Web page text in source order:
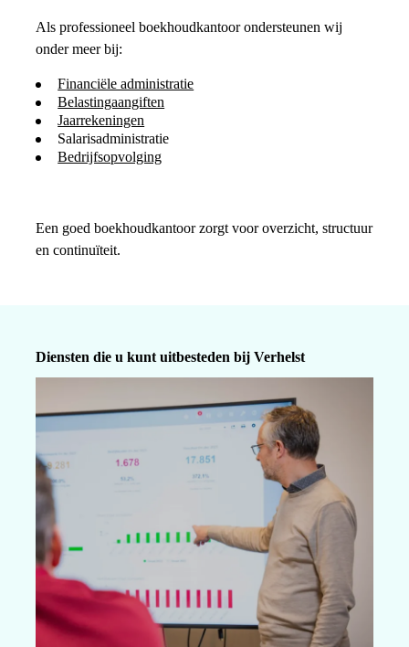
Als professioneel boekhoudkantoor ondersteunen wij
onder meer bij:
Financiële administratie
Belastingaangiften
Jaarrekeningen
Salarisadministratie
Bedrijfsopvolging
Een goed boekhoudkantoor zorgt voor overzicht, structuur
en continuïteit.
Diensten die u kunt uitbesteden bij Verhelst